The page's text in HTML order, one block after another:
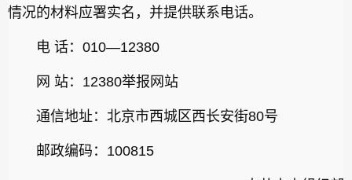
情况的材料应署实名，并提供联系电话。
电 话：010—12380
网 站：12380举报网站
通信地址：北京市西城区西长安街80号
邮政编码：100815